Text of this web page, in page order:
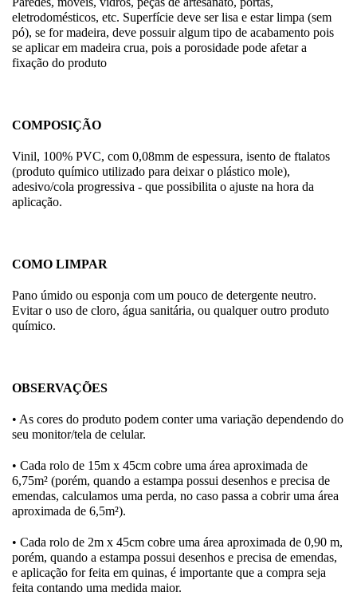
eletrodomésticos, etc. Superfície deve ser lisa e estar limpa (sem
pó), se for madeira, deve possuir algum tipo de acabamento pois
se aplicar em madeira crua, pois a porosidade pode afetar a
fixação do produto
COMPOSIÇÃO
Vinil, 100% PVC, com 0,08mm de espessura, isento de ftalatos
(produto químico utilizado para deixar o plástico mole),
adesivo/cola progressiva - que possibilita o ajuste na hora da
aplicação.
COMO LIMPAR
Pano úmido ou esponja com um pouco de detergente neutro.
Evitar o uso de cloro, água sanitária, ou qualquer outro produto
químico.
OBSERVAÇÕES
• As cores do produto podem conter uma variação dependendo do
seu monitor/tela de celular.
• Cada rolo de 15m x 45cm cobre uma área aproximada de
6,75m² (porém, quando a estampa possui desenhos e precisa de
emendas, calculamos uma perda, no caso passa a cobrir uma área
aproximada de 6,5m²).
• Cada rolo de 2m x 45cm cobre uma área aproximada de 0,90 m,
porém, quando a estampa possui desenhos e precisa de emendas,
e aplicação for feita em quinas, é importante que a compra seja
feita contando uma medida maior.